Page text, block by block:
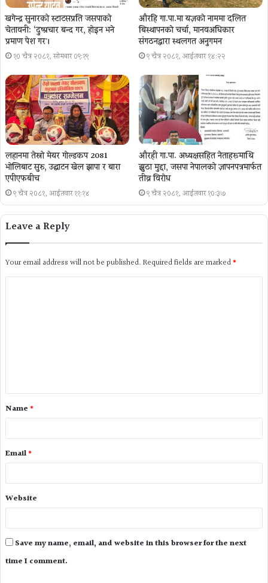
खगेन्द्र सुनारको स्टाटसप्रति जसपाको
चेतावनी: ‘दुष्प्रचार बन्द गर, होइन भने
प्रमाण पेश गर´।
१० चैत्र २०८१, सोमबार ०९:१९
औरहि गा.पा.मा यज्ञकाे नाममा दलित
बिस्थापनकाे चर्चा, मानवअधिकार
संगठनद्वारा स्थलगत अनुगमन
९ चैत्र २०८१, आईतवार १४:२२
लहानमा तेस्रो मेयर गोल्डकप 2081
भोलिबाट सुरु, उद्घाटन खेल झापा र बारा
एपीएफबीच
९ चैत्र २०८१, आईतवार ११:१४
औरही गा.पा. अध्यक्षसहित नेताहरूमाथि
झुठा मुद्दा, जसपा नेपालको ज्ञापनपत्रमार्फत
तीव्र विरोध
९ चैत्र २०८१, आईतवार १०:३७
Leave a Reply
Your email address will not be published. Required fields are marked*
Name *
Email*
Website
Save my name, email, and website in this browser for the next
time I comment.